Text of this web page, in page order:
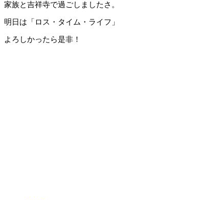
家族と吉祥寺で過ごしましたさ。
明日は「ロス・タイム・ライフ」
よろしかったら是非！